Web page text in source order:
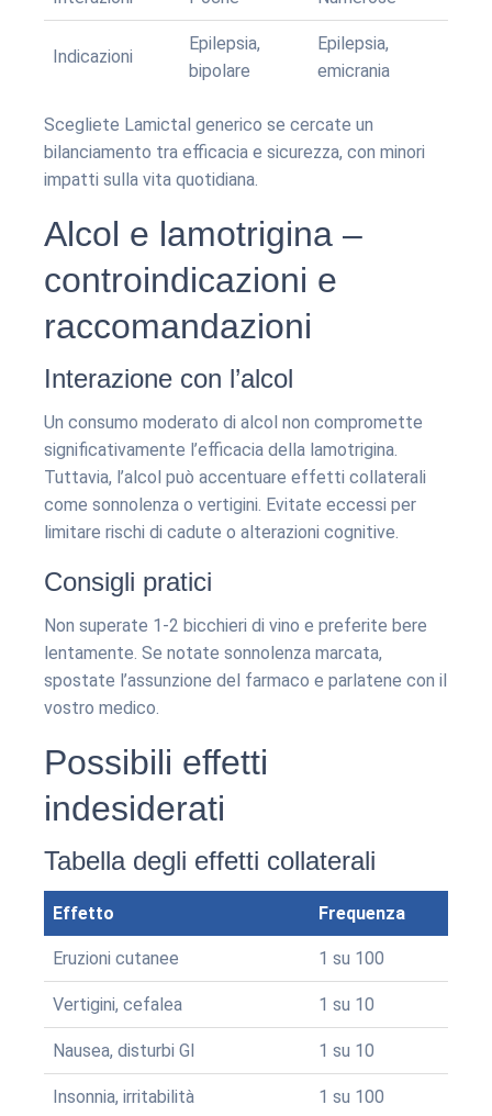
Indicazioni
Epilepsia,
bipolare
Epilepsia,
emicrania
Scegliete Lamictal generico se cercate un
bilanciamento tra efficacia e sicurezza, con minori
impatti sulla vita quotidiana.
Alcol e lamotrigina –
controindicazioni e
raccomandazioni
Interazione con l’alcol
Un consumo moderato di alcol non compromette
significativamente l’efficacia della lamotrigina.
Tuttavia, l’alcol può accentuare effetti collaterali
come sonnolenza o vertigini. Evitate eccessi per
limitare rischi di cadute o alterazioni cognitive.
Consigli pratici
Non superate 1-2 bicchieri di vino e preferite bere
lentamente. Se notate sonnolenza marcata,
spostate l’assunzione del farmaco e parlatene con il
vostro medico.
Possibili effetti
indesiderati
Tabella degli effetti collaterali
Effetto Frequenza
Eruzioni cutanee 1 su 100
Vertigini, cefalea 1 su 10
Nausea, disturbi GI 1 su 10
Insonnia, irritabilità 1 su 100